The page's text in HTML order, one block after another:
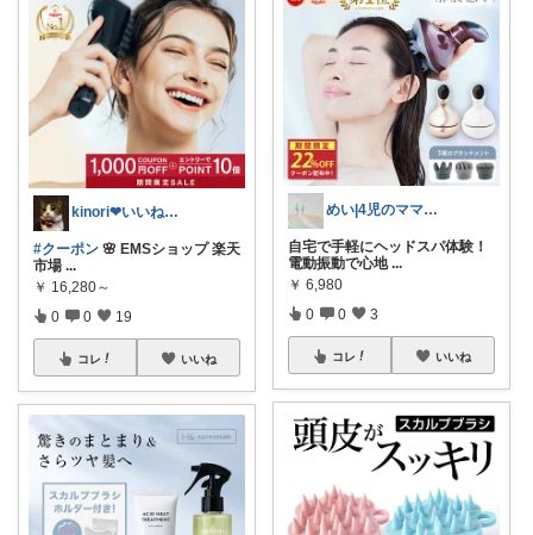
kinori❤︎いいねご購入感謝です💝
#クーポン 🌸 EMSショップ 楽天
市場 ...
￥ 16,280～
0 0 19
コレ いいね
めい|4児のママおすすめ
自宅で手軽にヘッドスパ体験！
電動振動で心地 ...
￥ 6,980
0 0 3
コレ いいね